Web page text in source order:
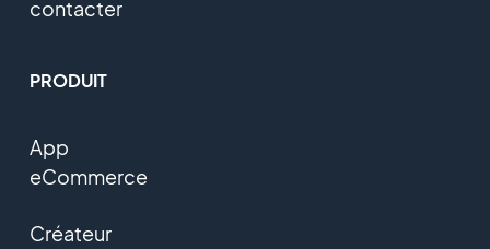
contacter
PRODUIT
App
eCommerce
Créateur